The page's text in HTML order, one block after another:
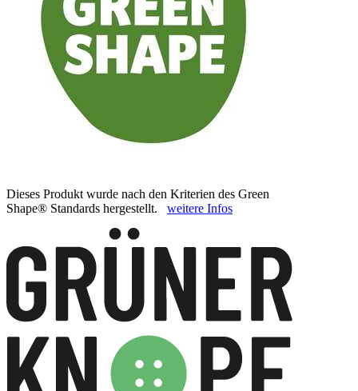
Dieses Produkt wurde nach den Kriterien des Green
Shape® Standards hergestellt. weitere Infos